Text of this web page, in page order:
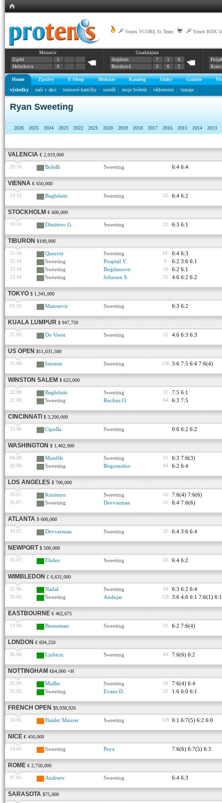
Yonex VCORE Si Team Yonex RDX
Monastir
Zipfel
5
Melnikova
0
Guadalajara
Stephens
7 1
6
Bouzková
5 6 2
Home Zprávy E-Shop Diskuze Katalog Sázky Galerie
výsledky
naši v akci tenisové kartičky soutěž moje hvězda vědomosti turnaje
Ryan Sweeting
2026 2025 2024 2023 2022 2021 2020 2019 2018 2017 2016 2015 2014 2013
VALENCIA € 2,019,000
29.10. Bolelli Sweeting 6:4 6:4
VIENNA € 650,000
24.10. Baghdatis Sweeting 32 6:4 6:2
STOCKHOLM € 600,000
19.10. Dimitrov G. Sweeting 32 6:3 6:1
TIBURON $100,000
15.10. Querrey Sweeting SF 6:4 6:3
15.10. Sweeting Pospisil V. 8 6:2 3:6 6:1
13.10. Sweeting Bogdanovic 16 6:2 6:1
13.10. Sweeting Johnson S. 32 4:6 6:2 6:2
TOKYO $ 1,341,000
01.10. Matosevic Sweeting 6:3 6:2
KUALA LUMPUR $ 947,750
27.09. De Voest Sweeting 32 4:6 6:3 6:3
US OPEN $11,031,500
31.08. Istomin Sweeting 128 3:6 7:5 6:4 7:6(4)
WINSTON SALEM $ 625,000
22.08. Baghdatis Sweeting 32 7:5 6:1
21.08. Sweeting Rochus O. 64 6:3 7:5
CINCINNATI $ 3,200,000
13.08. Cipolla Sweeting 0:6 6:2 6:2
WASHINGTON $ 1,402,900
04.08. Monfils Sweeting 32 6:3 7:6(3)
02.08. Sweeting Bogomolov 64 6:2 6:4
LOS ANGELES $ 700,000
29.07. Kunitsyn Sweeting 16 7:6(4) 7:6(6)
26.07. Sweeting Devvarman 32 6:4 7:6(6)
ATLANTA $ 600,000
19.07. Devvarman Sweeting 32 6:4 3:6 6:4
NEWPORT $ 500,000
05.07. Ebden Sweeting 32 6:4 6:2
WIMBLEDON £ 6,631,000
22.06. Nadal Sweeting 64 6:3 6:2 6:4
20.06. Sweeting Andujar 128 3:6 4:6 6:1 7:6(1) 6:1
EASTBOURNE € 462,675
13.06. Benneteau Sweeting 32 6:2 7:6(4)
LONDON € 694,250
06.06. Ljubicic Sweeting 64 7:6(6) 6:2
NOTTINGHAM €64,000 +H
02.06. Muller Sweeting 16 7:6(4) 6:4
31.05. Sweeting Evans D. 32 1:6 6:0 6:1
FRENCH OPEN $9,938,926
24.05. Haider Maurer Sweeting 128 6:1 6:7(5) 6:2 6:0
NICE € 450,000
14.05. Sweeting Peya 7:6(6) 6:7(5) 6:3
ROME € 2,750,000
07.05. Andreev Sweeting 6:4 6:3
SARASOTA $75,000